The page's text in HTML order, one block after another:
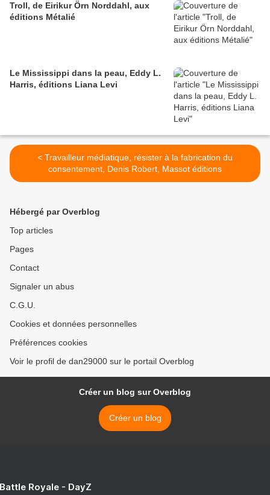
Troll, de Eirikur Örn Norddahl, aux
éditions Métalié
Le Mississippi dans la peau, Eddy L.
Harris, éditions Liana Levi
< Travailleur médiatique, résister à la fabrication du
consentement, Denis Robert, Massot éditions
Hébergé par Overblog
Top articles
Pages
Contact
Signaler un abus
C.G.U.
Cookies et données personnelles
Préférences cookies
Voir le profil de dan29000 sur le portail Overblog
Créer un blog sur Overblog
Créer un blog
Royale - DayZ